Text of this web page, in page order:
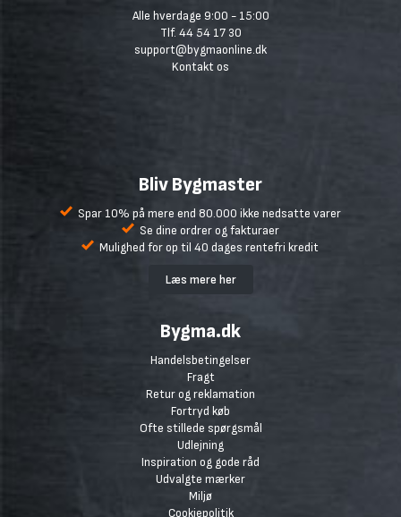
Alle hverdage 9:00 - 15:00
Tlf. 44 54 17 30
support@bygmaonline.dk
Kontakt os
Bliv Bygmaster
Spar 10% på mere end 80.000 ikke nedsatte varer
Se dine ordrer og fakturaer
Mulighed for op til 40 dages rentefri kredit
Læs mere her
Bygma.dk
Handelsbetingelser
Fragt
Retur og reklamation
Fortryd køb
Ofte stillede spørgsmål
Udlejning
Inspiration og gode råd
Udvalgte mærker
Miljø
Cookiepolitik